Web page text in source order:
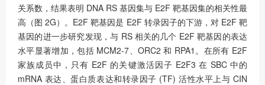
关系数，结果表明 DNA RS 基因集与 E2F 靶基因集的相关性最
高（图 2G）。E2F 靶基因是 E2F 转录因子的下游，对 E2F 靶
基因的进一步研究发现，与 RS 相关的几个 E2F 靶基因的表达
水平显著增加，包括 MCM2-7、ORC2 和 RPA1。在所有 E2F
家族成员中，只有 E2F 的关键激活因子 E2F3 在 SBC 中的
mRNA 表达、蛋白质表达和转录因子 (TF) 活性水平上与 CIN